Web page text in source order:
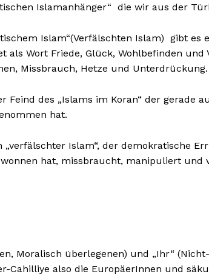
Islamanhänger“ die wir aus der
Islam“(Verfälschten Islam) gibt es
als Wort Friede, Glück, Wohlbefinden und
Missbrauch, Hetze und Unterdrückung.
Feind des „Islams im Koran“ der gerade
hat.
„verfälschter Islam“, der demokratische
hat, missbraucht, manipuliert und
Moralisch überlegenen) und „Ihr“
Cahilliye also die EuropäerInnen und